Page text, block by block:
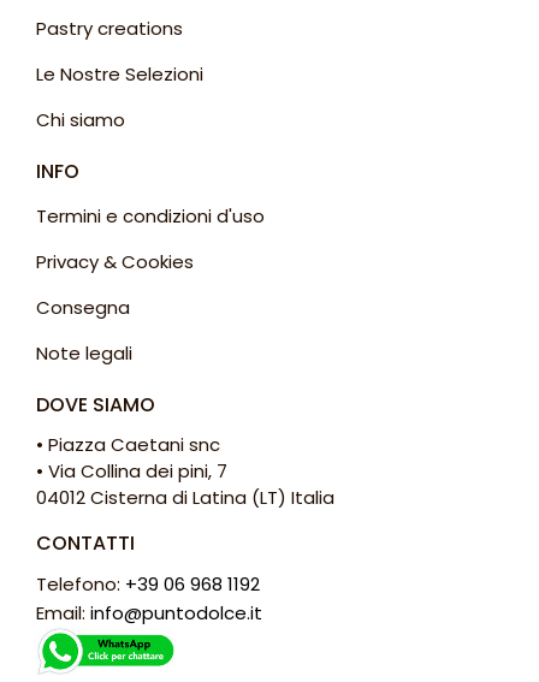
Pastry creations
Le Nostre Selezioni
Chi siamo
INFO
Termini e condizioni d'uso
Privacy & Cookies
Consegna
Note legali
DOVE SIAMO
• Piazza Caetani snc
• Via Collina dei pini, 7
04012 Cisterna di Latina (LT) Italia
CONTATTI
Telefono: +39 06 968 1192
Email: info@puntodolce.it